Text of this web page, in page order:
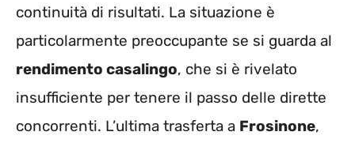
continuità di risultati. La situazione è
particolarmente preoccupante se si guarda al
rendimento casalingo, che si è rivelato
insufficiente per tenere il passo delle dirette
concorrenti. L’ultima trasferta a Frosinone,